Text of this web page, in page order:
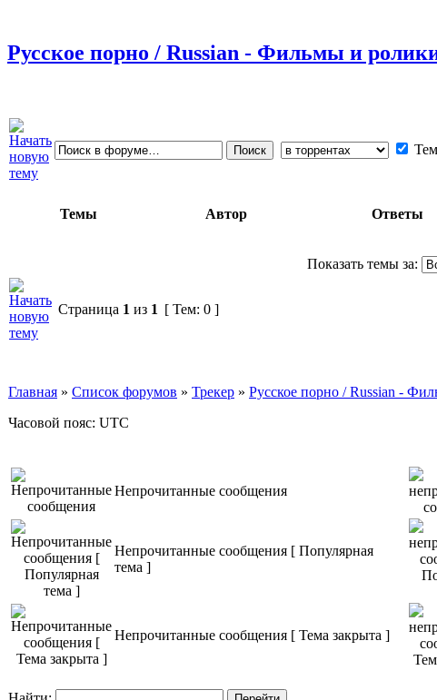
Русское порно / Russian - Фильмы и
Темы Автор Ответы
Показать темы за:
Страница 1 из 1 [ Тем: 0 ]
Главная » Список форумов » Трекер » Русское порно / Russian -
Часовой пояс: UTC
Непрочитанные сообщения
Непрочитанные сообщения [ Популярная
тема ]
Непрочитанные сообщения [ Тема закрыта ]